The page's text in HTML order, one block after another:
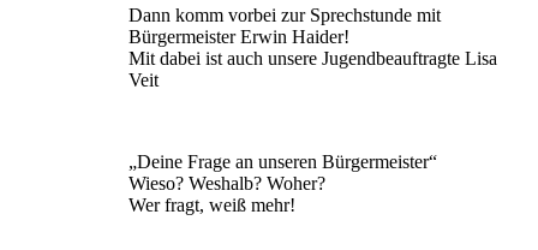
Dann komm vorbei zur Sprechstunde mit
Bürgermeister Erwin Haider!
Mit dabei ist auch unsere Jugendbeauftragte Lisa
Veit
„Deine Frage an unseren Bürgermeister“
Wieso? Weshalb? Woher?
Wer fragt, weiß mehr!